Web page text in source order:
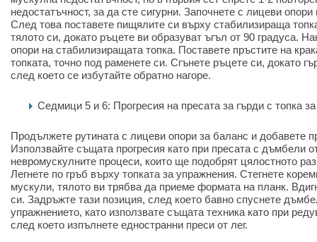
недостатъчност, за да сте сигурни. Започнете с лицеви
След това поставете пищялите си върху стабилизираща
тялото си, докато ръцете ви образуват ъгъл от 90 градуса.
опори на стабилизиращата топка. Поставете пръстите на
топката, точно под раменете си. Сгънете ръцете си, докато
след което се избутайте обратно нагоре.
Седмици 5 и 6: Прогресия на пресата за гърди с топка
Продължете рутината с лицеви опори за баланс и добавете
Използвайте същата прогресия като при пресата с дъмбели
невромускулните процеси, които ще подобрят цялостното
Легнете по гръб върху топката за упражнения. Стегнете
мускули, тялото ви трябва да приеме формата на планк.
си. Задръжте тази позиция, след което бавно спуснете
упражнението, като използвате същата техника като при
след което изпълнете едностранни преси от лег.